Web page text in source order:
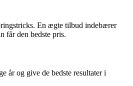
En ægte tilbud indebærer
får den bedste pris.
år og give de bedste resultater i